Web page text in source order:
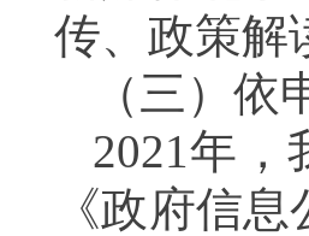
传、政策解
（三）
2021年，
《政府信